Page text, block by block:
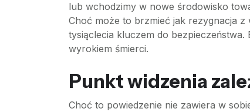
lub wchodzimy w nowe środowisko
Choć może to brzmieć jak rezygnacja z
tysiąclecia kluczem do
wyrokiem śmierci.
Punkt widzenia
Choć to powiedzenie nie zawiera w